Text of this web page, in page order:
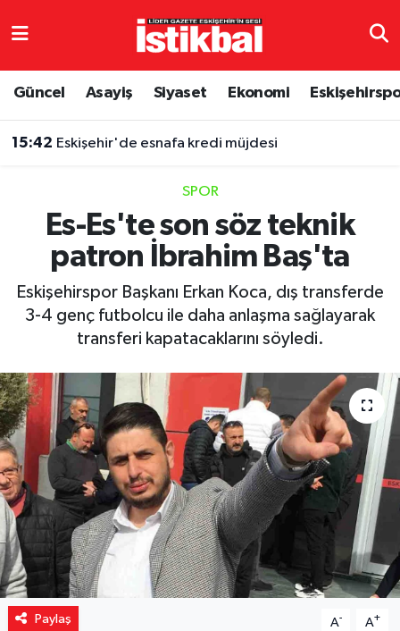
Güncel Asayiş Siyaset Ekonomi
15:42 Eskişehir'de esnafa kredi müjdesi
SPOR
Es-Es'te son söz teknik
patron İbrahim Baş'ta
Eskişehirspor Başkanı Erkan Koca, dış transferde
3-4 genç futbolcu ile daha anlaşma sağlayarak
transferi kapatacaklarını söyledi.
Paylaş A- A+
Eskişehirspor
Spor
Eğitim
Ekonomi
Sağlık
Yaşam
Resmi ilanlar
Eskişehir Nöbetçi Eczaneler
TFF 3.Lig 4.Grup Puan Durumu ve Fikstür
Tüm Manşetler
Son Dakika Haberleri
Haber Arşivi